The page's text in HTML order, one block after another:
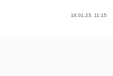
16.01.23. 11:15